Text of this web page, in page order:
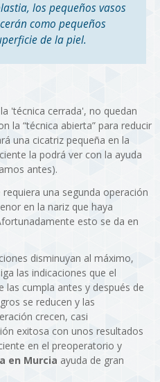
los pequeños vasos
como pequeños
de la piel.
'técnica cerrada', no quedan
la “técnica abierta” para reducir
una cicatriz pequeña en la
la podrá ver con la ayuda
antes).
una segunda operación
en la nariz que haya
esto se da en
disminuyan al máximo,
las indicaciones que el
las cumpla antes y después de
se reducen y las
crecen, casi
exitosa con unos resultados
en el preoperatorio y
en Murcia ayuda de gran